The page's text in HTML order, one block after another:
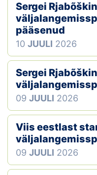
Sergei
pääsenud
10 JUULI 2026
Sergei
09 JUULI 2026
Viis eestlast
09 JUULI 2026